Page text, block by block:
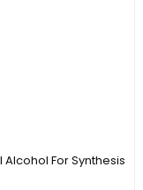
For Synthesis